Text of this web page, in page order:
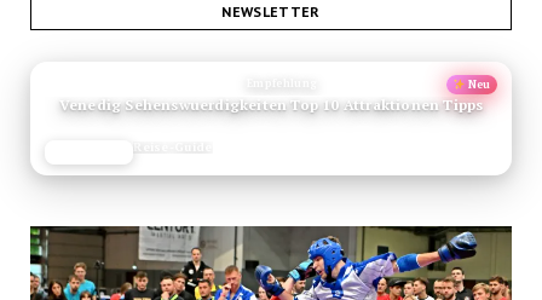
NEWSLETTER
Neu
Venedig Sehenswuerdigkeiten Top 10 Attraktionen Tipps
Reise-Guide